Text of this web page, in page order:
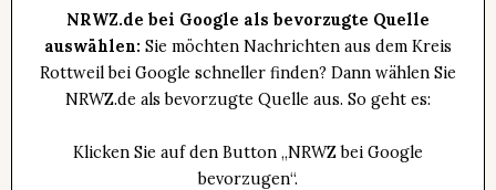
NRWZ.de bei Google als bevorzugte Quelle
auswählen: Sie möchten Nachrichten aus dem Kreis
Rottweil bei Google schneller finden? Dann wählen Sie
NRWZ.de als bevorzugte Quelle aus. So geht es:
Klicken Sie auf den Button „NRWZ bei Google
bevorzugen“.